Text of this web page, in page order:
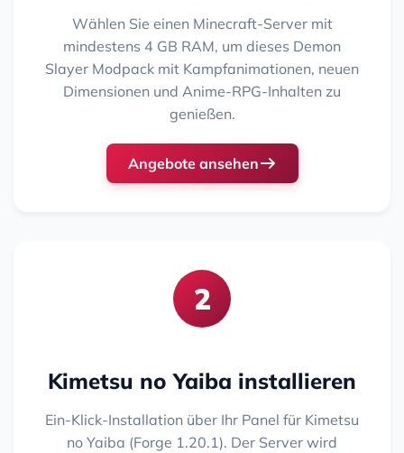
Wählen Sie einen Minecraft-Server mit
mindestens 4 GB RAM, um dieses Demon
Slayer Modpack mit Kampfanimationen, neuen
Dimensionen und Anime-RPG-Inhalten zu
genießen.
Angebote ansehen
2
Kimetsu no Yaiba installieren
Ein-Klick-Installation über Ihr Panel für Kimetsu
no Yaiba (Forge 1.20.1). Der Server wird